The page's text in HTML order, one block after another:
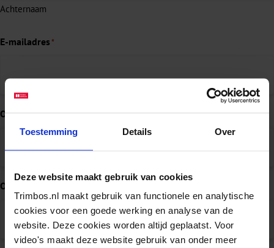
Toestemming Details Over
Deze website maakt gebruik van cookies
Trimbos.nl maakt gebruik van functionele en analytische
cookies voor een goede werking en analyse van de
website. Deze cookies worden altijd geplaatst. Voor
video's maakt deze website gebruik van onder meer
Achternaam
E-mailadres *
Organisatie
Onderwerp